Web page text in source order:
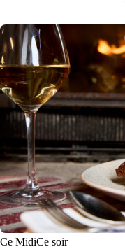
Ce MidiCe soir